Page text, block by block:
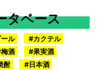
タベース
ル
カクテル
梅酒
果実酒
酎
日本酒